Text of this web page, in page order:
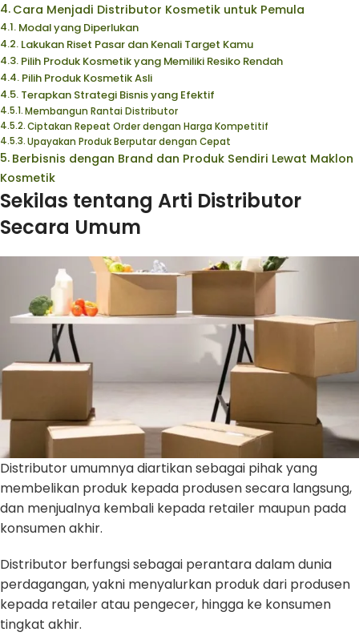
Cara Menjadi Distributor Kosmetik untuk Pemula
Modal yang Diperlukan
Lakukan Riset Pasar dan Kenali Target Kamu
Pilih Produk Kosmetik yang Memiliki Resiko Rendah
Pilih Produk Kosmetik Asli
Terapkan Strategi Bisnis yang Efektif
Membangun Rantai Distributor
Ciptakan Repeat Order dengan Harga Kompetitif
Upayakan Produk Berputar dengan Cepat
Berbisnis dengan Brand dan Produk Sendiri Lewat Maklon
Kosmetik
Sekilas tentang Arti Distributor
Secara Umum
Distributor umumnya diartikan sebagai pihak yang
membelikan produk kepada produsen secara langsung,
dan menjualnya kembali kepada retailer maupun pada
konsumen akhir.
Distributor berfungsi sebagai perantara dalam dunia
perdagangan, yakni menyalurkan produk dari produsen
kepada retailer atau pengecer, hingga ke konsumen
tingkat akhir.